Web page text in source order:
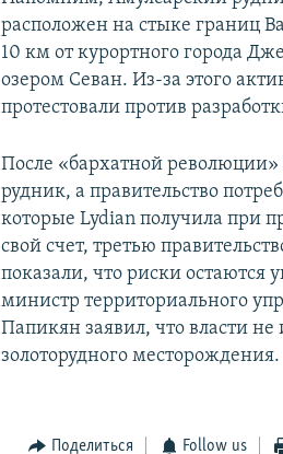
расположен на стыке границ
10 км от курортного города
озером Севан. Из-за этого
протестовали против
После «бархатной
рудник, а правительство
которые Lydian получила при
свой счет, третью
показали, что риски остаются
министр территориального
Папикян заявил, что власти
золоторудного месторождения.
Поделиться Follow us